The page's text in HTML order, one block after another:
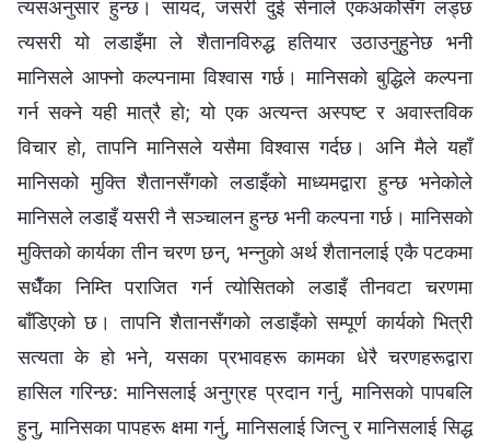
त्यसअनुसार हुन्छ। सायद, जसरी दुई सेनाले एकअर्कोसँग लड्छ
त्यसरी यो लडाइँमा ले शैतानविरुद्ध हतियार उठाउनुहुनेछ भनी
मानिसले आफ्नो कल्पनामा विश्वास गर्छ। मानिसको बुद्धिले कल्पना
गर्न सक्ने यही मात्रै हो; यो एक अत्यन्त अस्पष्ट र अवास्तविक
विचार हो, तापनि मानिसले यसैमा विश्वास गर्दछ। अनि मैले यहाँ
मानिसको मुक्ति शैतानसँगको लडाइँको माध्यमद्वारा हुन्छ भनेकोले
मानिसले लडाइँ यसरी नै सञ्चालन हुन्छ भनी कल्पना गर्छ। मानिसको
मुक्तिको कार्यका तीन चरण छन्, भन्नुको अर्थ शैतानलाई एकै पटकमा
सधैँका निम्ति पराजित गर्न त्योसितको लडाइँ तीनवटा चरणमा
बाँडिएको छ। तापनि शैतानसँगको लडाइँको सम्पूर्ण कार्यको भित्री
सत्यता के हो भने, यसका प्रभावहरू कामका धेरै चरणहरूद्वारा
हासिल गरिन्छ: मानिसलाई अनुग्रह प्रदान गर्नु, मानिसको पापबलि
हुनु, मानिसका पापहरू क्षमा गर्नु, मानिसलाई जित्नु र मानिसलाई सिद्ध